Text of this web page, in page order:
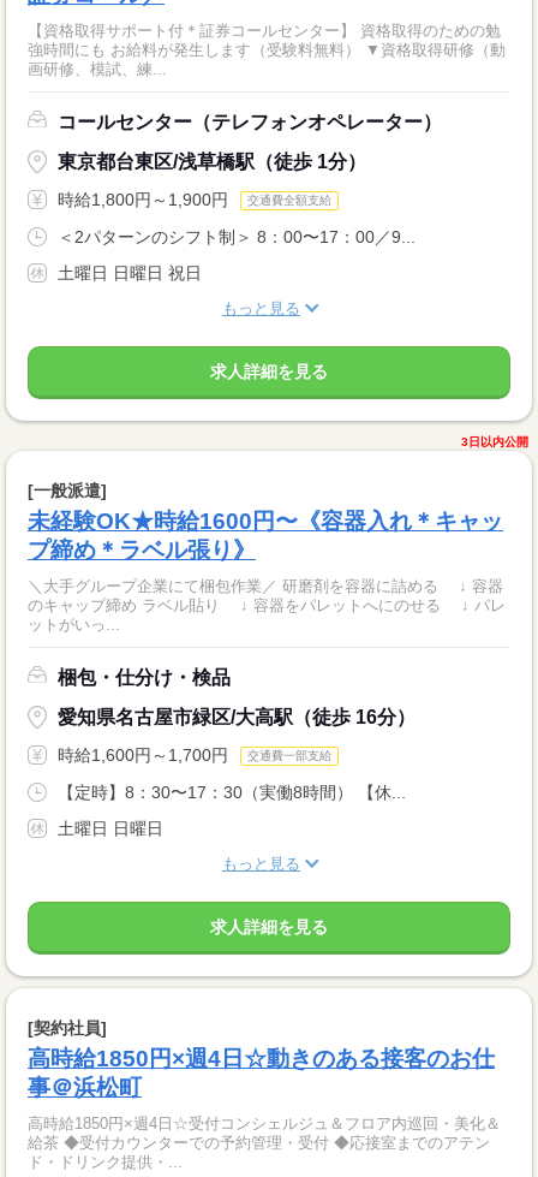
【資格取得サポート付＊証券コールセンター】 資格取得のための勉
強時間にも お給料が発生します（受験料無料） ▼資格取得研修（動
画研修、模試、練...
コールセンター（テレフォンオペレーター）
東京都台東区/浅草橋駅（徒歩 1分）
時給1,800円～1,900円 交通費全額支給
＜2パターンのシフト制＞ 8：00〜17：00／9...
土曜日 日曜日 祝日
もっと見る
求人詳細を見る
3日以内公開
[一般派遣]
未経験OK★時給1600円〜《容器入れ＊キャッ
プ締め＊ラベル張り》
＼大手グループ企業にて梱包作業／ 研磨剤を容器に詰める ↓ 容器
のキャップ締め ラベル貼り ↓ 容器をパレットへにのせる ↓ パレ
ットがいっ...
梱包・仕分け・検品
愛知県名古屋市緑区/大高駅（徒歩 16分）
時給1,600円～1,700円 交通費一部支給
【定時】8：30〜17：30（実働8時間） 【休...
土曜日 日曜日
もっと見る
求人詳細を見る
[契約社員]
高時給1850円×週4日☆動きのある接客のお仕
事＠浜松町
高時給1850円×週4日☆受付コンシェルジュ＆フロア内巡回・美化＆
給茶 ◆受付カウンターでの予約管理・受付 ◆応接室までのアテン
ド・ドリンク提供・...